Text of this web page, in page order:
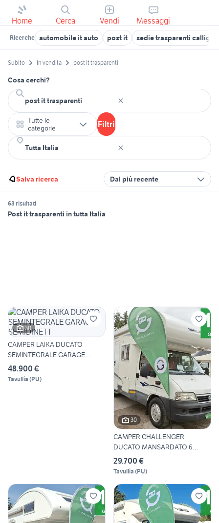
Home Cerca Vendi Messaggi
Ricerche automobile it auto post it sedie trasparenti
Subito In vendita post it trasparenti
Cosa cerchi?
Tutte le
categorie
Filtri
Salva ricerca Dal più recente
63 risultati
Post it trasparenti in tutta Italia
30
CAMPER LAIKA DUCATO
SEMINTEGRALE GARAGE
SEMIDINETT
48.900 €
Tavullia (PU)
30
CAMPER CHALLENGER
DUCATO MANSARDATO 6
POSTI DINETT
29.700 €
Tavullia (PU)